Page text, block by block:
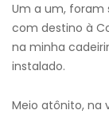
Um a um, foram
com destino à
na minha
instalado.
Meio atônito, na